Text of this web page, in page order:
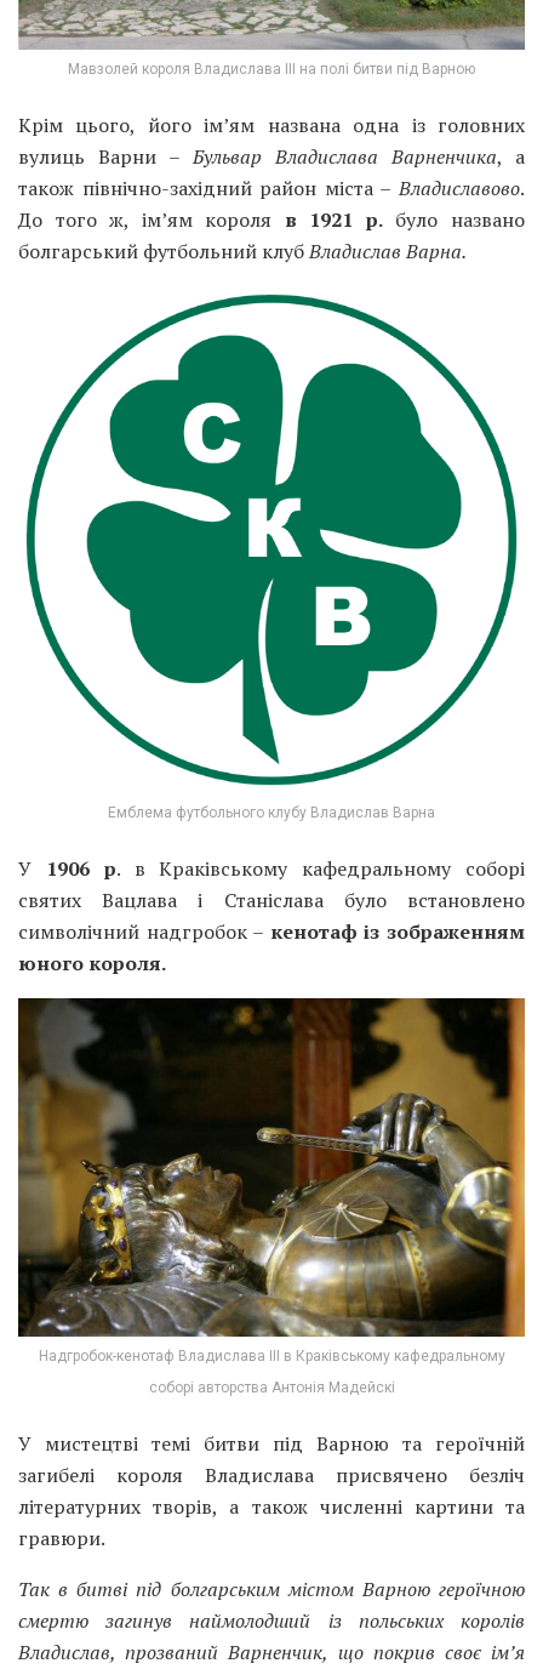
Мавзолей короля Владислава III на полі битви під Варною
Крім цього, його ім’ям названа одна із головних
вулиць Варни –Бульвар Владислава Варненчика, а
також північно-західний район міста –Владиславово.
До того ж, ім’ям короля в 1921 р.було названо
болгарський футбольний клубВладислав Варна.
Емблема футбольного клубу Владислав Варна
У 1906 р. в Краківському кафедральному соборі
святих Вацлава і Станіслава було встановлено
символічний надгробок – кенотаф із зображенням
юного короля.
Надгробок-кенотаф Владислава III в Краківському кафедральному
соборі авторства Антонія Мадейскі
У мистецтві темі битви під Варною та героїчній
загибелі короля Владислава присвячено безліч
літературних творів, а також численні картини та
гравюри.
Так в битві під болгарським містом Варною героїчною
смертю загинув наймолодший із польських королів
Владислав, прозваний Варненчик, що покрив своє ім’я